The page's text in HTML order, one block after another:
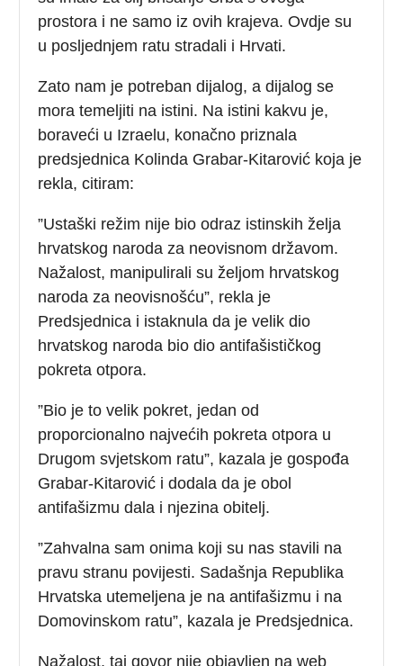
prostora i ne samo iz ovih krajeva. Ovdje su
u posljednjem ratu stradali i Hrvati.
Zato nam je potreban dijalog, a dijalog se
mora temeljiti na istini. Na istini kakvu je,
boraveći u Izraelu, konačno priznala
predsjednica Kolinda Grabar-Kitarović koja je
rekla, citiram:
”Ustaški režim nije bio odraz istinskih želja
hrvatskog naroda za neovisnom državom.
Nažalost, manipulirali su željom hrvatskog
naroda za neovisnošću”, rekla je
Predsjednica i istaknula da je velik dio
hrvatskog naroda bio dio antifašističkog
pokreta otpora.
”Bio je to velik pokret, jedan od
proporcionalno najvećih pokreta otpora u
Drugom svjetskom ratu”, kazala je gospođa
Grabar-Kitarović i dodala da je obol
antifašizmu dala i njezina obitelj.
”Zahvalna sam onima koji su nas stavili na
pravu stranu povijesti. Sadašnja Republika
Hrvatska utemeljena je na antifašizmu i na
Domovinskom ratu”, kazala je Predsjednica.
Nažalost, taj govor nije objavljen na web